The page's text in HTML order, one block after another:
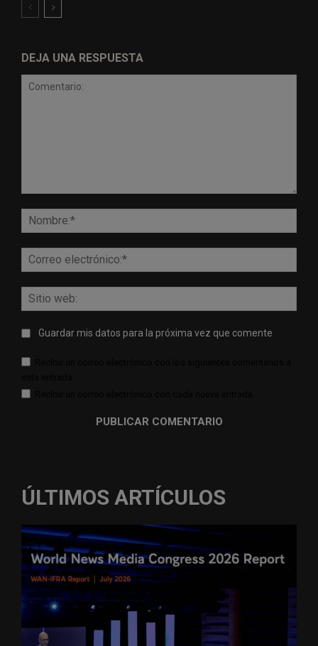
DEJA UNA RESPUESTA
Guardar mis datos para la próxima vez que comente
ÚLTIMOS ARTÍCULOS